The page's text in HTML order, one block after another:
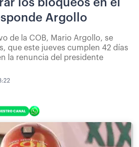
los bloqueos en el
Argollo
de la COB, Mario Argollo, se
que este jueves cumplen 42 días
la renuncia del presidente